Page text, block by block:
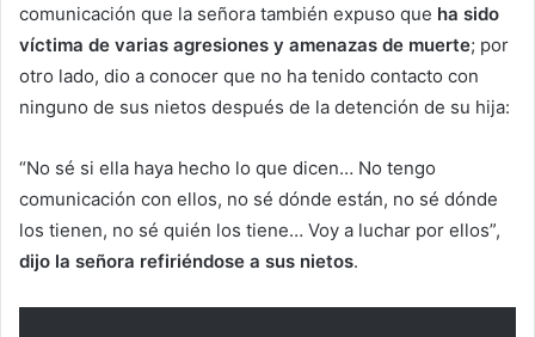
comunicación que la señora también expuso que ha sido
víctima de varias agresiones y amenazas de muerte; por
otro lado, dio a conocer que no ha tenido contacto con
ninguno de sus nietos después de la detención de su hija:
“No sé si ella haya hecho lo que dicen… No tengo
comunicación con ellos, no sé dónde están, no sé dónde
los tienen, no sé quién los tiene… Voy a luchar por ellos”,
dijo la señora refiriéndose a sus nietos.